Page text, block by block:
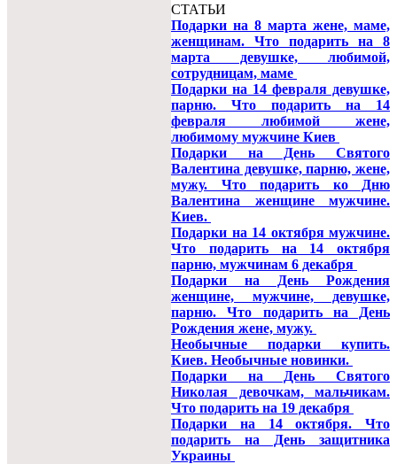
СТАТЬИ
Подарки на 8 марта жене, маме,
женщинам. Что подарить на 8
марта девушке, любимой,
сотрудницам, маме
Подарки на 14 февраля девушке,
парню. Что подарить на 14
февраля любимой жене,
любимому мужчине Киев
Подарки на День Святого
Валентина девушке, парню, жене,
мужу. Что подарить ко Дню
Валентина женщине мужчине.
Киев.
Подарки на 14 октября мужчине.
Что подарить на 14 октября
парню, мужчинам 6 декабря
Подарки на День Рождения
женщине, мужчине, девушке,
парню. Что подарить на День
Рождения жене, мужу.
Необычные подарки купить.
Киев. Необычные новинки.
Подарки на День Святого
Николая девочкам, мальчикам.
Что подарить на 19 декабря
Подарки на 14 октября. Что
подарить на День защитника
Украины